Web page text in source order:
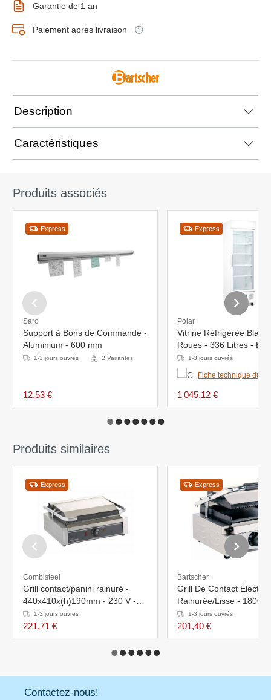
Garantie de 1 an
Paiement après livraison
Description
Caractéristiques
Produits associés
Express
Saro
Support à Bons de Commande -
Aluminium - 600 mm
1-3 jours ouvrés 2 Variantes
12,53 €
Express
Polar
Vitrine Réfrigérée Blanc
Roues - 336 Litres -
620x570x1900(h)mm
1-3 jours ouvrés
Fiche technique du
1 045,12 €
Produits similaires
Express
Combisteel
Grill contact/panini rainuré -
440x410x(h)190mm - 230 V -
Surface de cuisson 340x220mm
1-3 jours ouvrés
221,71 €
Express
Bartscher
Grill De Contact
Rainurée/Lisse -
290x370x200(h)mm
1-3 jours ouvrés
201,40 €
Contactez-nous!